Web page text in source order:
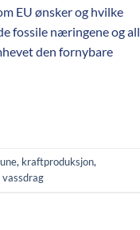
EU ønsker og hvilke
fossile næringene og all
den fornybare
, kraftproduksjon,
vassdrag